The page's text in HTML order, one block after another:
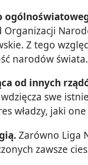
Organizacji
Z tego
narodów świata.
od innych
swe
władzy, jaki
Zarówno Liga
zawsze